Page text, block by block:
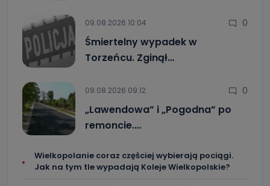
administratora – do momentu wniesienia sprzeciwu.
Jakie dane osobowe przetwarzamy?
Przetwarzane kategorie Państwa danych osobowych to
dane, które pochodzą bezpośrednio od Państwa (lub
które zostały zebrane ze źródeł publicznie dostępnych, w
szczególności: imię i nazwisko, adres e-mail, telefon
kontaktowy, adres korespondencyjny. Odbiorcą Pastwa
danych osobowych są pracownicy i współpracownicy
oraz partnerzy wspomagający administratora w jego
biznesowej działalności.
Jak skontaktować się z inspektorem
danych osobowych?
09.08.2026 10:04 0
Śmiertelny wypadek w
Torzeńcu. Zginął…
09.08.2026 09:12 0
„Lawendowa” i „Pogodna” po
remoncie.…
Wielkopolanie coraz częściej wybierają pociągi.
Jak na tym tle wypadają Koleje Wielkopolskie?